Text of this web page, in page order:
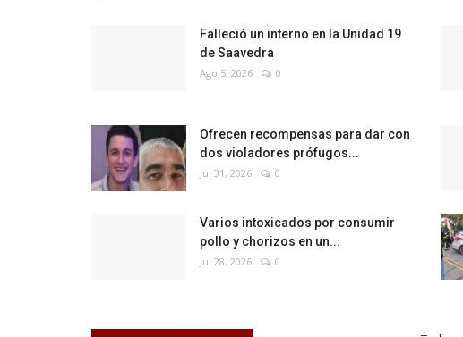
Falleció un interno en la Unidad 19
de Saavedra
Ago 5, 2026 0
Ofrecen recompensas para dar con
dos violadores prófugos...
Jul 31, 2026 0
Varios intoxicados por consumir
pollo y chorizos en un...
Jul 28, 2026 0